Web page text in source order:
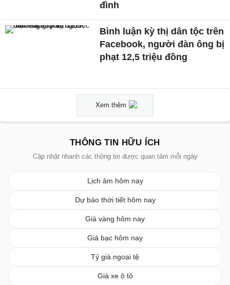
đình
Bình luận kỳ thị dân tộc trên
Facebook, người đàn ông bị
phạt 12,5 triệu đồng
Xem thêm
THÔNG TIN HỮU ÍCH
Cập nhật nhanh các thông tin được quan tâm mỗi ngày
Lịch âm hôm nay
Dự báo thời tiết hôm nay
Giá vàng hôm nay
Giá bạc hôm nay
Tỷ giá ngoại tệ
Giá xe ô tô